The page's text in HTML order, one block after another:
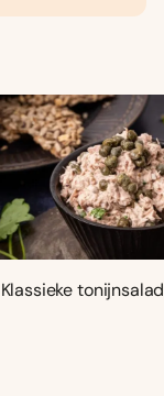
Klassieke